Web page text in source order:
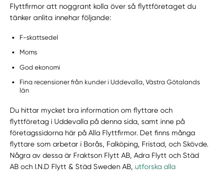
Flyttfirmor att noggrant kolla över så flyttföretaget du
tänker anlita innehar följande:
F-skattsedel
Moms
God ekonomi
Fina recensioner från kunder i Uddevalla, Västra Götalands
län
Du hittar mycket bra information om flyttare och
flyttföretag i Uddevalla på denna sida, samt inne på
företagssidorna här på Alla Flyttfirmor. Det finns många
flyttare som arbetar i Borås, Falköping, Fristad, och Skövde.
Några av dessa är Fraktson Flytt AB, Adra Flytt och Städ
AB och I.N.D Flytt & Städ Sweden AB,utforska alla